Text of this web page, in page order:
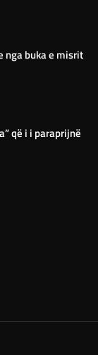
nga buka e misrit
që i i paraprijnë